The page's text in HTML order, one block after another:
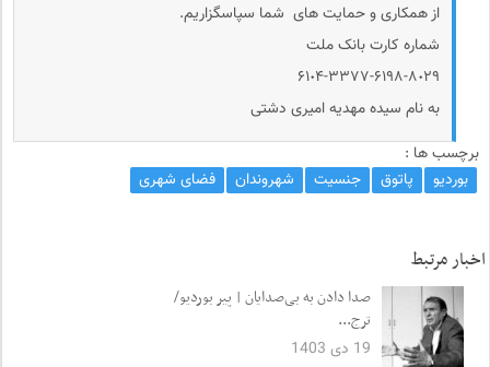
از همکاری و حمایت های شما سپاسگزاریم.
شماره کارت بانک ملت
۶۱٠۴-۳۳۷۷-۶۱۹۸-۸٠۲۹
به نام سیده مهدیه امیری دشتی
برچسب ها :
بوردیو
پاتوق جنسیت شهروندان فضای شهری
اخبار مرتبط
صدا دادن به‌ بی‌صدایان | پیر بوردیو/
ترج...
19 دی 1403